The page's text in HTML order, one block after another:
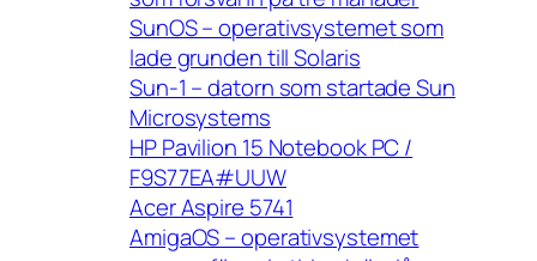
SunOS – operativsystemet som
lade grunden till Solaris
Sun-1 – datorn som startade Sun
Microsystems
HP Pavilion 15 Notebook PC /
F9S77EA#UUW
Acer Aspire 5741
AmigaOS – operativsystemet